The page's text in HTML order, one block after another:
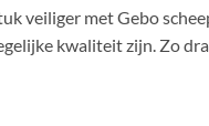
veiliger met Gebo
kwaliteit zijn. Zo